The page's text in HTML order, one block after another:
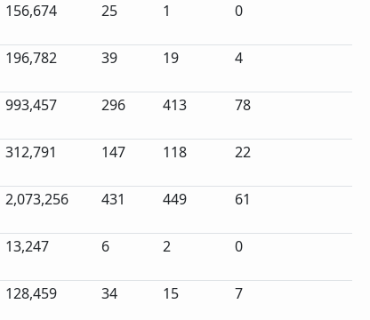
156,674 25 1 0
196,782 39 19 4
993,457 296 413 78
312,791 147 118 22
2,073,256 431 449 61
13,247 6 2 0
128,459 34 15 7